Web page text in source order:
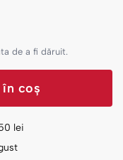
de a fi dăruit.
în coș
lei